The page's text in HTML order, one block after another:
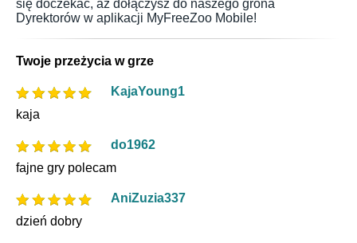
się doczekać, aż dołączysz do naszego grona
Dyrektorów w aplikacji MyFreeZoo Mobile!
Twoje przeżycia w grze
KajaYoung1
kaja
do1962
fajne gry polecam
AniZuzia337
dzień dobry